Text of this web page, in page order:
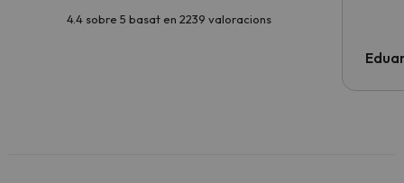
4.4 sobre 5 basat en 2239 valoracions